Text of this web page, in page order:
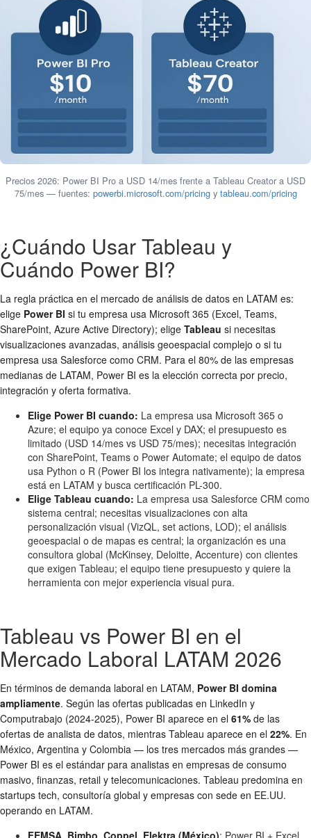
Precios 2026: Power BI Pro a USD 14/mes frente a Tableau Creator a USD
75/mes — fuentes: powerbi.microsoft.com/pricingy tableau.com/pricing
¿Cuándo Usar Tableau y
Cuándo Power BI?
La regla práctica en el mercado de análisis de datos en LATAM es:
elige Power BI si tu empresa usa Microsoft 365 (Excel, Teams,
SharePoint, Azure Active Directory); elige Tableau si necesitas
visualizaciones avanzadas, análisis geoespacial complejo o si tu
empresa usa Salesforce como CRM. Para el 80% de las empresas
medianas de LATAM, Power BI es la elección correcta por precio,
integración y oferta formativa.
Elige Power BI cuando: La empresa usa Microsoft 365 o
Azure; el equipo ya conoce Excel y DAX; el presupuesto es
limitado (USD 14/mes vs USD 75/mes); necesitas integración
con SharePoint, Teams o Power Automate; el equipo de datos
usa Python o R (Power BI los integra nativamente); la empresa
está en LATAM y busca certificación PL-300.
Elige Tableau cuando: La empresa usa Salesforce CRM como
sistema central; necesitas visualizaciones con alta
personalización visual (VizQL, set actions, LOD); el análisis
geoespacial o de mapas es central; la organización es una
consultora global (McKinsey, Deloitte, Accenture) con clientes
que exigen Tableau; el equipo tiene presupuesto y quiere la
herramienta con mejor experiencia visual pura.
Tableau vs Power BI en el
Mercado Laboral LATAM 2026
En términos de demanda laboral en LATAM, Power BI domina
ampliamente. Según las ofertas publicadas en LinkedIn y
Computrabajo (2024-2025), Power BI aparece en el 61% de las
ofertas de analista de datos, mientras Tableau aparece en el 22%. En
México, Argentina y Colombia — los tres mercados más grandes —
Power BI es el estándar para analistas en empresas de consumo
masivo, finanzas, retail y telecomunicaciones. Tableau predomina en
startups tech, consultoría global y empresas con sede en EE.UU.
operando en LATAM.
FEMSA, Bimbo, Coppel, Elektra (México): Power BI + Excel